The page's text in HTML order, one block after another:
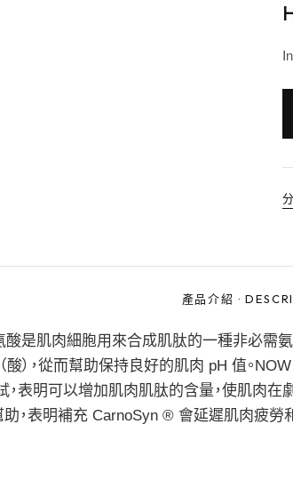
產品介紹 ·
是肌肉細胞用來合成肌肽的一種非必需
），從而幫助保持良好的肌肉 pH 值。
表明可以增加肌肉肌肽的含量，使肌肉在
，表明補充 CarnoSyn ® 會延遲肌肉疲勞